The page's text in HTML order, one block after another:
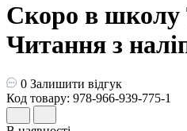
Скоро в школу
Читання з
0 Залишити відгук
Код товару: 978-966-939-775-1